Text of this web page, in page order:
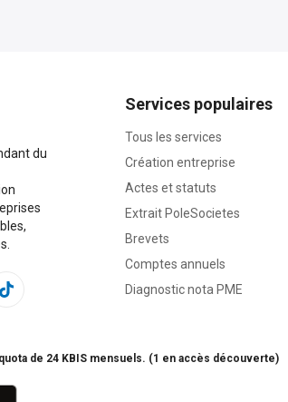
du
Services populaires
Tous les services
Création entreprise
Actes et statuts
Extrait PoleSocietes
Brevets
Comptes annuels
Diagnostic nota PME
de 24 KBIS mensuels. (1 en accès découverte)